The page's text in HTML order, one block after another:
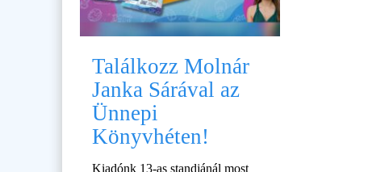
Találkozz Molnár
Janka Sárával az
Ünnepi
Könyvhéten!
Kiadónk 13-as standjánál most